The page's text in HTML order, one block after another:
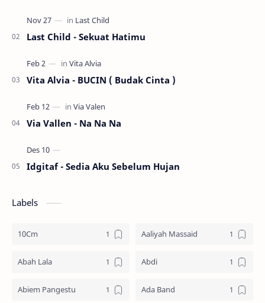
Last Child - Sekuat Hatimu
Vita Alvia - BUCIN ( Budak Cinta )
Via Vallen - Na Na Na
Idgitaf - Sedia Aku Sebelum Hujan
Labels
10Cm Aaliyah Massaid
Abah Lala Abdi
Abiem Pangestu Ada Band